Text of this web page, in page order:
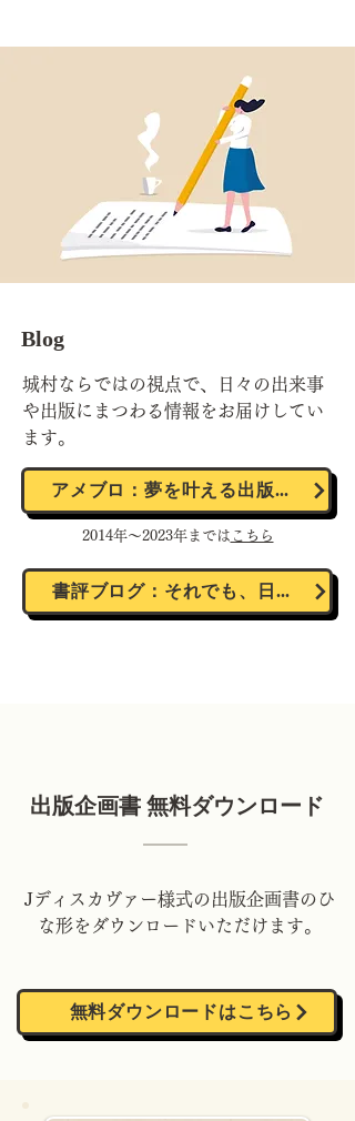
Blog
城村ならではの視点で、日々の出来事
や出版にまつわる情報をお届けしてい
ます。
アメブロ：夢を叶える出版ブログ
2014年～2023年までは こちら
書評ブログ：それでも、日々は輝いて。
出版企画書 無料ダウンロード
Jディスカヴァー様式の出版企画書のひ
な形をダウンロードいただけます。
無料ダウンロードはこちら